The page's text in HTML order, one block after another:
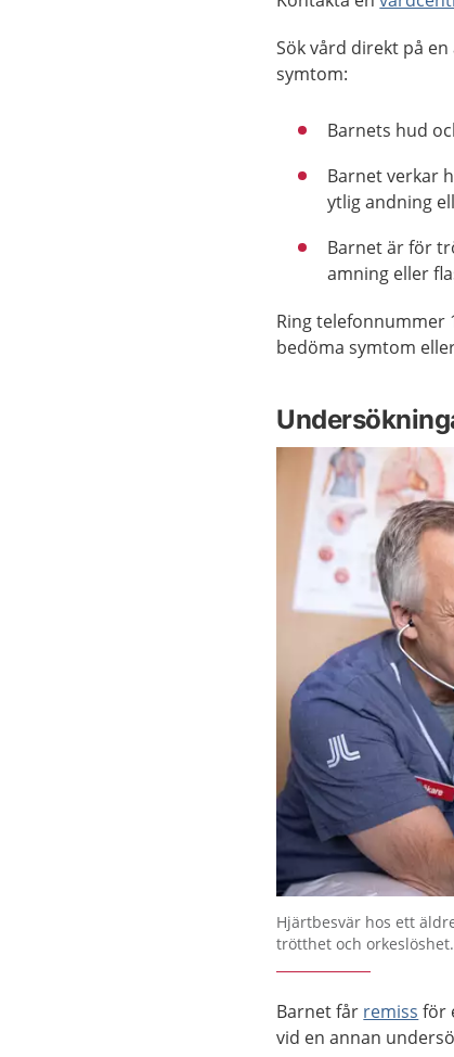
Sök vård direkt på
symtom:
Barnets hud
Barnet verkar
ytlig andning
Barnet är för
amning eller
Ring telefonnummer
bedöma symtom
Förstora bilden
Hjärtbesvär hos ett
trötthet och orkeslöshet.
Barnet får remiss för
vid en annan